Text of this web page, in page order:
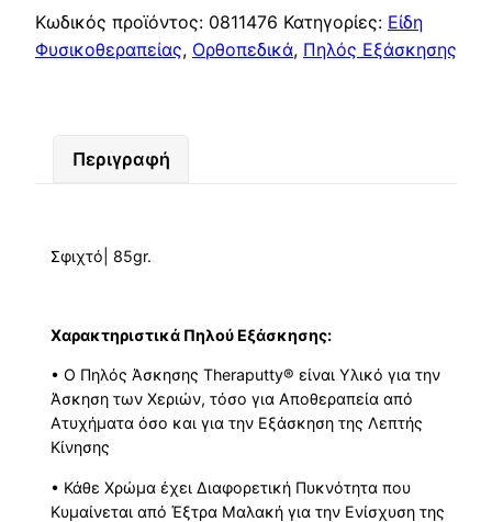
Κωδικός προϊόντος: 0811476 Κατηγορίες: Είδη
Φυσικοθεραπείας, Ορθοπεδικά, Πηλός Εξάσκησης
Περιγραφή
Σφιχτό| 85gr.
Xαρακτηριστικά Πηλού Εξάσκησης:
• Ο Πηλός Άσκησης Theraputty®είναι Yλικό για την
Άσκηση των Χεριών, τόσο για Αποθεραπεία από
Ατυχήματα όσο και για την Εξάσκηση της Λεπτής
Κίνησης
• Κάθε Χρώμα έχει Διαφορετική Πυκνότητα που
Κυμαίνεται από Έξτρα Μαλακή για την Ενίσχυση της